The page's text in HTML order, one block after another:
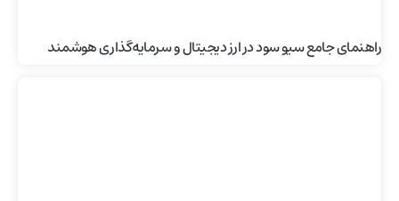
راهنمای جامع سیو سود در ارز دیجیتال و سرمایه‌گذاری هوشمند